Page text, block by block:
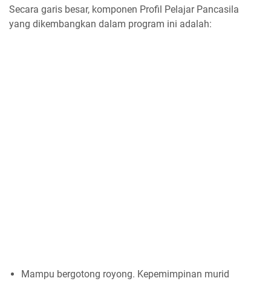
Secara garis besar, komponen Profil Pelajar Pancasila
yang dikembangkan dalam program ini adalah:
Mampu bergotong royong. Kepemimpinan murid